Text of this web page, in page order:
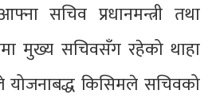
सचिव प्रधानमन्त्री तथा
मुख्य सचिवसँग रहेको थाहा
योजनाबद्ध किसिमले सचिवको